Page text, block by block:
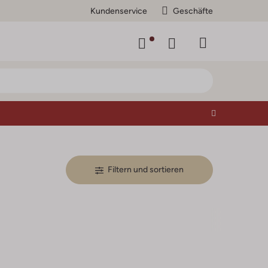
Kundenservice Geschäfte
Filtern und sortieren